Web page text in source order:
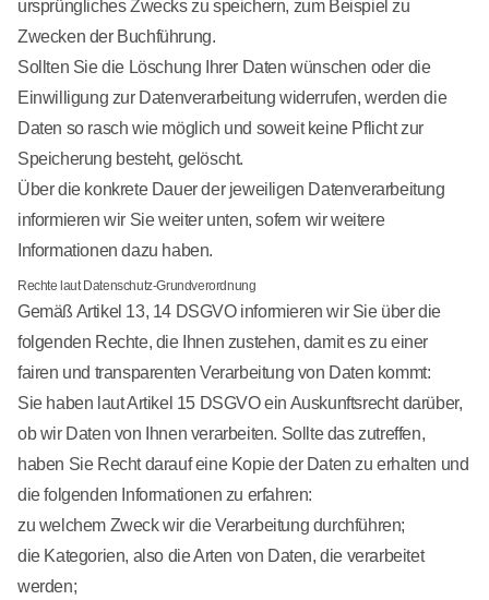
ursprüngliches Zwecks zu speichern, zum Beispiel zu
Zwecken der Buchführung.
Sollten Sie die Löschung Ihrer Daten wünschen oder die
Einwilligung zur Datenverarbeitung widerrufen, werden die
Daten so rasch wie möglich und soweit keine Pflicht zur
Speicherung besteht, gelöscht.
Über die konkrete Dauer der jeweiligen Datenverarbeitung
informieren wir Sie weiter unten, sofern wir weitere
Informationen dazu haben.
Rechte laut Datenschutz-Grundverordnung
Gemäß Artikel 13, 14 DSGVO informieren wir Sie über die
folgenden Rechte, die Ihnen zustehen, damit es zu einer
fairen und transparenten Verarbeitung von Daten kommt:
Sie haben laut Artikel 15 DSGVO ein Auskunftsrecht darüber,
ob wir Daten von Ihnen verarbeiten. Sollte das zutreffen,
haben Sie Recht darauf eine Kopie der Daten zu erhalten und
die folgenden Informationen zu erfahren:
zu welchem Zweck wir die Verarbeitung durchführen;
die Kategorien, also die Arten von Daten, die verarbeitet
werden;